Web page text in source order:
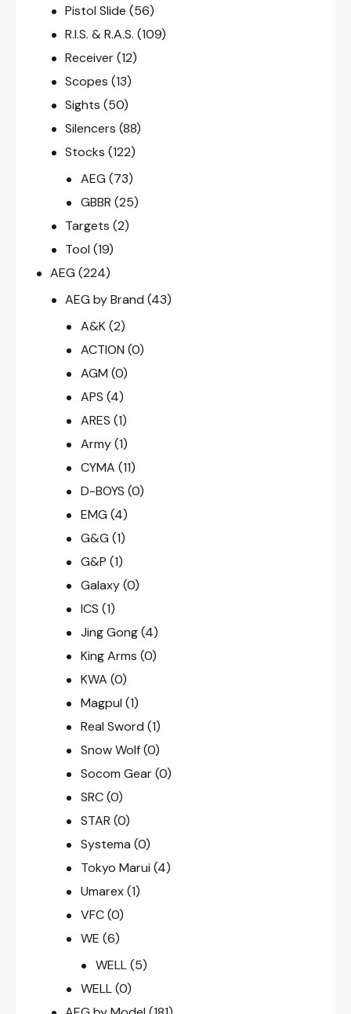
Pistol Slide (56)
R.I.S. & R.A.S. (109)
Receiver (12)
Scopes (13)
Sights (50)
Silencers (88)
Stocks (122)
AEG (73)
GBBR (25)
Targets (2)
Tool (19)
AEG (224)
AEG by Brand (43)
A&K (2)
ACTION (0)
AGM (0)
APS (4)
ARES (1)
Army (1)
CYMA (11)
D-BOYS (0)
EMG (4)
G&G (1)
G&P (1)
Galaxy (0)
ICS (1)
Jing Gong (4)
King Arms (0)
KWA (0)
Magpul (1)
Real Sword (1)
Snow Wolf (0)
Socom Gear (0)
SRC (0)
STAR (0)
Systema (0)
Tokyo Marui (4)
Umarex (1)
VFC (0)
WE (6)
WELL (5)
WELL (0)